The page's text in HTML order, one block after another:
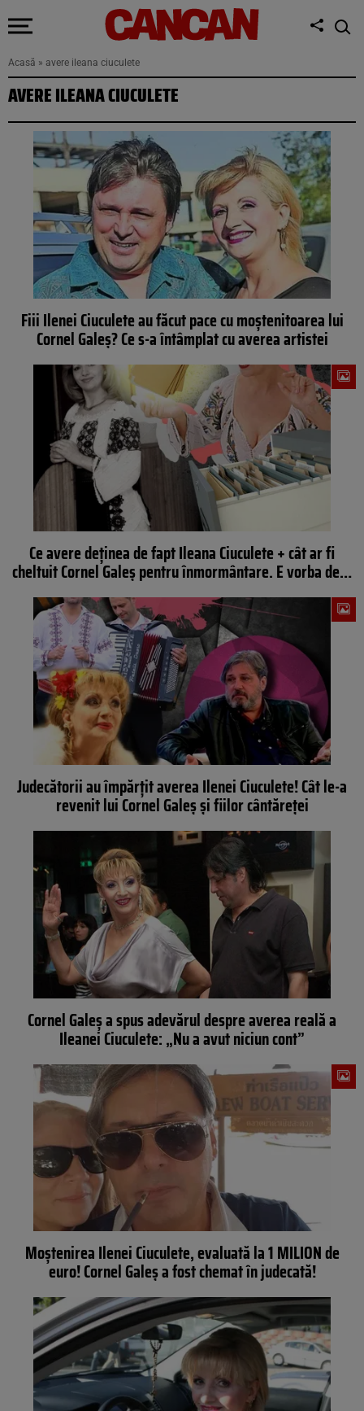
Acasă » avere ileana ciuculete
AVERE ILEANA CIUCULETE
Fiii Ilenei Ciuculete au făcut pace cu moștenitoarea lui
Cornel Galeș? Ce s-a întâmplat cu averea artistei
Ce avere deținea de fapt Ileana Ciuculete + cât ar fi
cheltuit Cornel Galeș pentru înmormântare. E vorba de…
Judecătorii au împărțit averea Ilenei Ciuculete! Cât le-a
revenit lui Cornel Galeș și fiilor cântăreței
Cornel Galeș a spus adevărul despre averea reală a
Ileanei Ciuculete: „Nu a avut niciun cont”
Moştenirea Ilenei Ciuculete, evaluată la 1 MILION de
euro! Cornel Galeş a fost chemat în judecată!